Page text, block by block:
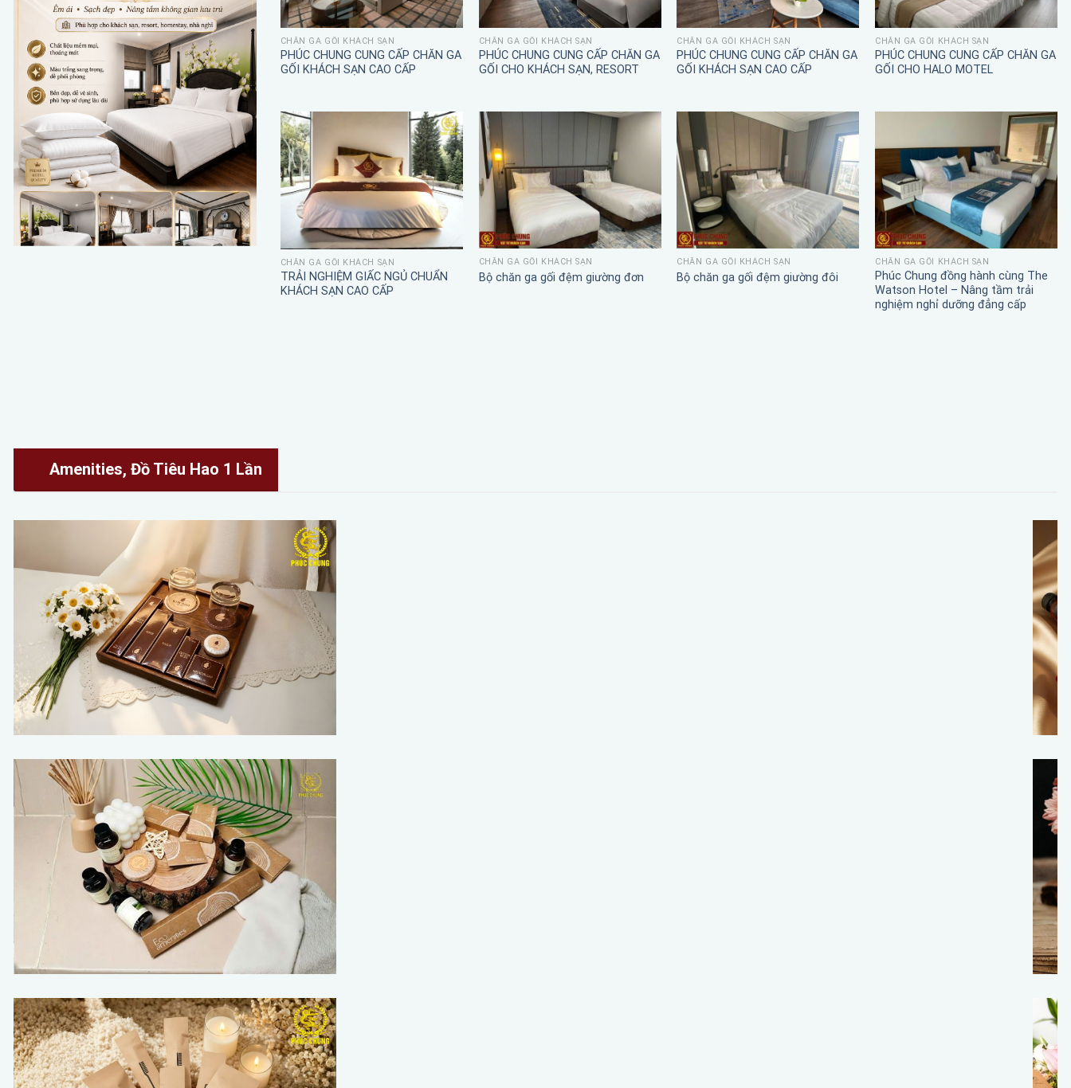
CHĂN GA GỐI KHÁCH SẠN
PHÚC CHUNG CUNG CẤP CHĂN GA
GỐI KHÁCH SẠN CAO CẤP
CHĂN GA GỐI KHÁCH SẠN
PHÚC CHUNG CUNG CẤP CHĂN GA
GỐI CHO KHÁCH SẠN, RESORT
CHĂN GA GỐI KHÁCH SẠN
PHÚC CHUNG CUNG CẤP CHĂN GA
GỐI KHÁCH SẠN CAO CẤP
CHĂN GA GỐI KHÁCH SẠN
PHÚC CHUNG CUNG CẤP CHĂN GA
GỐI CHO HALO MOTEL
CHĂN GA GỐI KHÁCH SẠN
TRẢI NGHIỆM GIẤC NGỦ CHUẨN
KHÁCH SẠN CAO CẤP
CHĂN GA GỐI KHÁCH SẠN
Bộ chăn ga gối đệm giường đơn
CHĂN GA GỐI KHÁCH SẠN
Bộ chăn ga gối đệm giường đôi
CHĂN GA GỐI KHÁCH SẠN
Phúc Chung đồng hành cùng The
Watson Hotel – Nâng tầm trải
nghiệm nghỉ dưỡng đẳng cấp
Amenities, Đồ Tiêu Hao 1 Lần